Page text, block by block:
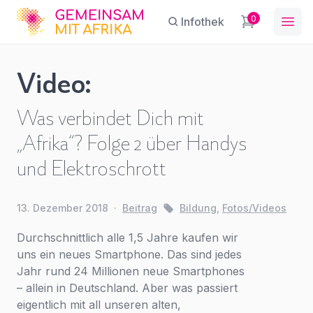
GFA Infothek 0
Video:
Was verbindet Dich mit
„Afrika“? Folge 2 über Handys
und Elektroschrott
13. Dezember 2018 · Beitrag Bildung Fotos/Videos
Durchschnittlich alle 1,5 Jahre kaufen wir
uns ein neues Smartphone. Das sind jedes
Jahr rund 24 Millionen neue Smartphones
– allein in Deutschland. Aber was passiert
eigentlich mit all unseren alten,
Sie haben eine Frage?
Name*
E-Mail*
Betreff*
Klimagerechtigkeit
SEK
Unterrichtsmaterialien
Für
Ein Konto erstellen
E-Mail-Adresse *
Abonnieren Sie unseren Newsletter
regelmäßige Updates.